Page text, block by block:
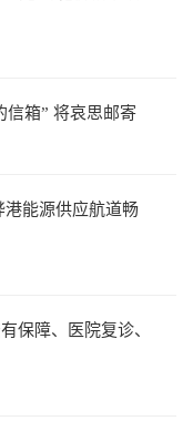
信箱” 将哀思邮寄
能源供应航道畅
保障、医院复诊、